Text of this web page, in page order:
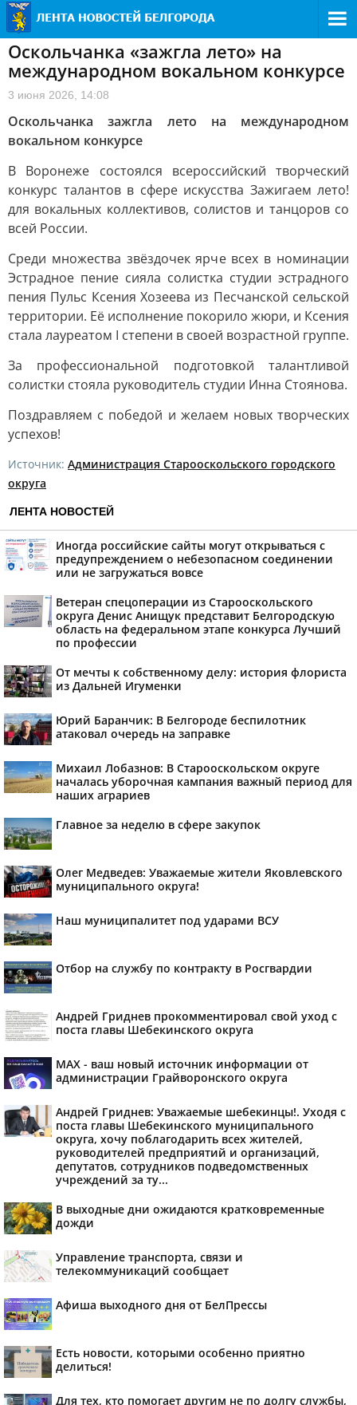
Оскольчанка «зажгла лето» на
международном вокальном конкурсе
3 июня 2026, 14:08
Оскольчанка зажгла лето на международном
вокальном конкурсе
В Воронеже состоялся всероссийский творческий
конкурс талантов в сфере искусства Зажигаем лето!
для вокальных коллективов, солистов и танцоров со
всей России.
Среди множества звёздочек ярче всех в номинации
Эстрадное пение сияла солистка студии эстрадного
пения Пульс Ксения Хозеева из Песчанской сельской
территории. Её исполнение покорило жюри, и Ксения
стала лауреатом I степени в своей возрастной группе.
За профессиональной подготовкой талантливой
солистки стояла руководитель студии Инна Стоянова.
Поздравляем с победой и желаем новых творческих
успехов!
Источник: Администрация Старооскольского городского
округа
ЛЕНТА НОВОСТЕЙ
Иногда российские сайты могут открываться с
предупреждением о небезопасном соединении
или не загружаться вовсе
Ветеран спецоперации из Старооскольского
округа Денис Анищук представит Белгородскую
область на федеральном этапе конкурса Лучший
по профессии
От мечты к собственному делу: история флориста
из Дальней Игуменки
Юрий Баранчик: В Белгороде беспилотник
атаковал очередь на заправке
Михаил Лобазнов: В Старооскольском округе
началась уборочная кампания важный период для
наших аграриев
Главное за неделю в сфере закупок
Олег Медведев: Уважаемые жители Яковлевского
муниципального округа!
Наш муниципалитет под ударами ВСУ
Отбор на службу по контракту в Росгвардии
Андрей Гриднев прокомментировал свой уход с
поста главы Шебекинского округа
MAX - ваш новый источник информации от
администрации Грайворонского округа
Андрей Гриднев: Уважаемые шебекинцы!. Уходя с
поста главы Шебекинского муниципального
округа, хочу поблагодарить всех жителей,
руководителей предприятий и организаций,
депутатов, сотрудников подведомственных
учреждений за ту...
В выходные дни ожидаются кратковременные
дожди
Управление транспорта, связи и
телекоммуникаций сообщает
Афиша выходного дня от БелПрессы
Есть новости, которыми особенно приятно
делиться!
Для тех, кто помогает другим не по долгу службы,